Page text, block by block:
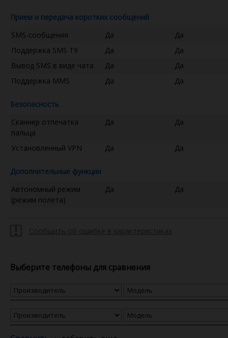
Прием и передача коротких сообщений
SMS-сообщения
Да
Да
Поддержка SMS T9
Да
Да
Вывод SMS в виде чата
Да
Да
Поддержка MMS
Да Да
Безопасность
Сканнер отпечатка
пальца
Да Да
Установленный VPN Да Да
Дополнительные функции
Автономный режим
(режим полета)
Да Да
Выберите телефоны для сравнения